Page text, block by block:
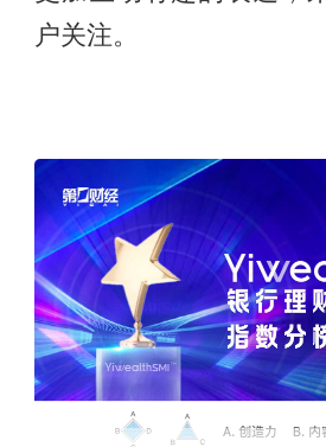
户关注。